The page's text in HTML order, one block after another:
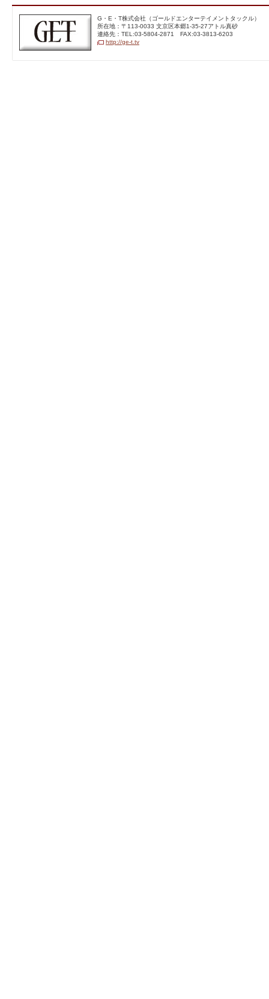
G・E・T株式会社（ゴー
ルドエンターテイメントテ
レビジョン）
G・E・T株式会社（ゴールドエンターテイメントタックル）
所在地：〒113‐0033 文京区本郷1-35-27アトル真砂
連絡先：TEL:03-5804-2871 FAX:03-3813-6203
http://ge-t.tv